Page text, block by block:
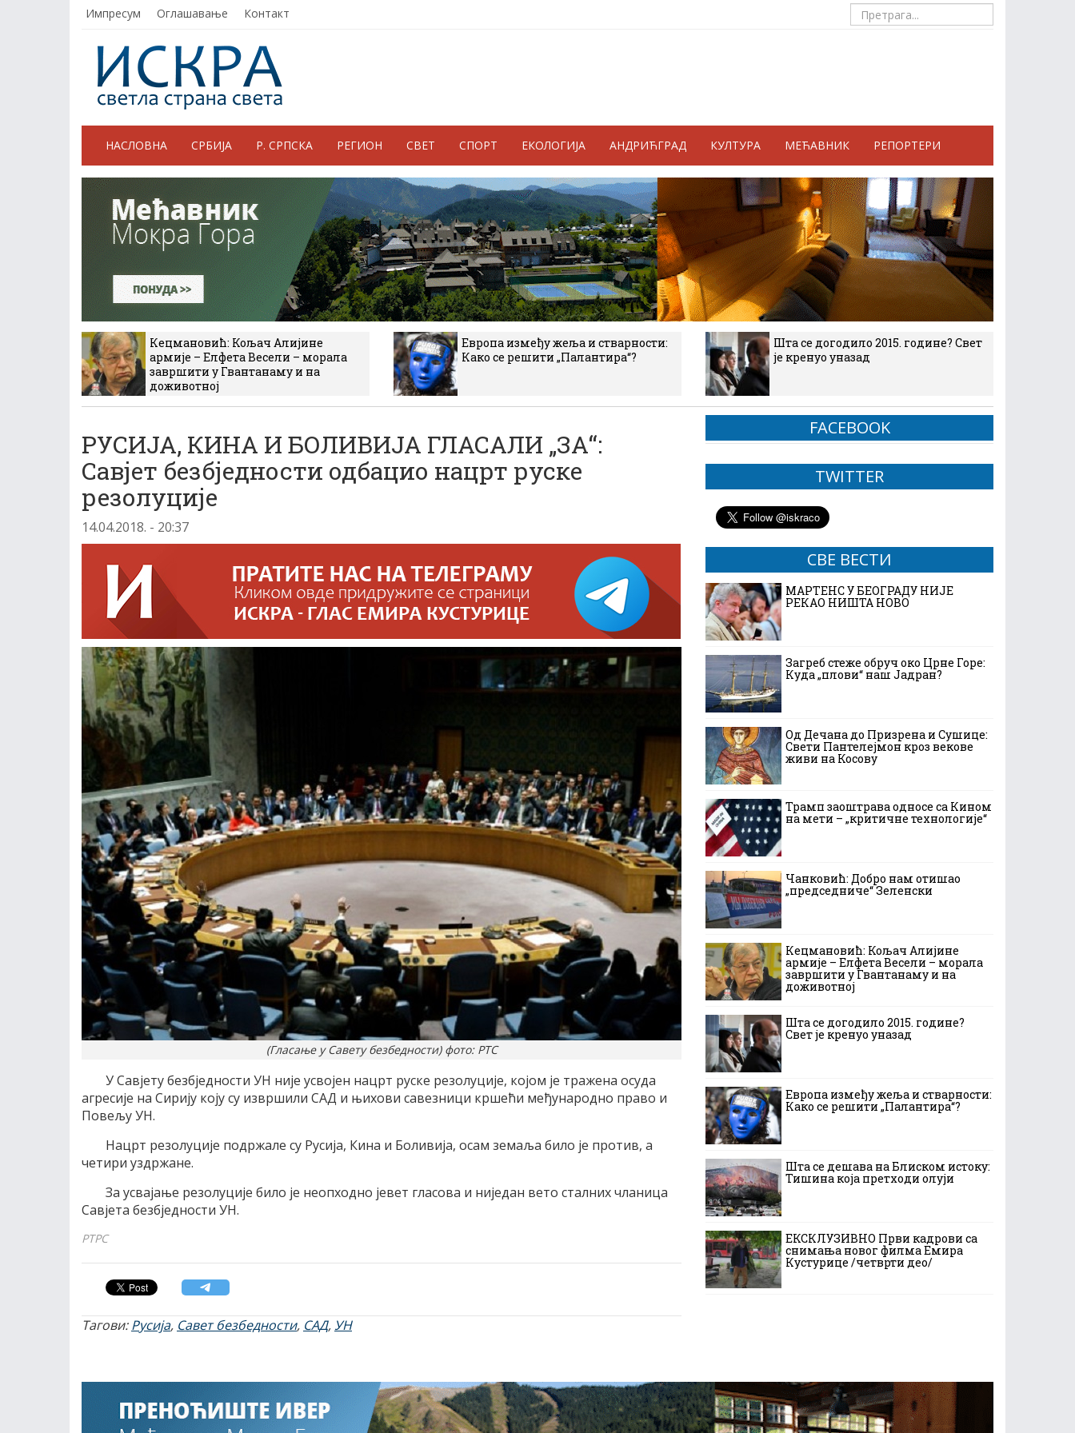
Импресум Оглашавање Контакт
НАСЛОВНА СРБИЈА Р. СРПСКА РЕГИОН СВЕТ СПОРТ ЕКОЛОГИЈА АНДРИЋГРАД КУЛТУРА МЕЋАВНИК РЕПОРТЕРИ
Кецмановић: Кољач Алијине
армије – Елфета Весели – морала
завршити у Гвантанаму и на
доживотној
Европа између жеља и стварности:
Како се решити „Палантира“?
Шта се догодило 2015. године? Свет
је кренуо уназад
РУСИЈА, КИНА И БОЛИВИЈА ГЛАСАЛИ „ЗА“:
Савјет безбједности одбацио нацрт руске
резолуције
14.04.2018. - 20:37
(Гласање у Савету безбедности) фото: РТС
У Савјету безбједности УН није усвојен нацрт руске резолуције, којом је тражена осуда
агресије на Сирију коју су извршили САД и њихови савезници кршећи међународно право и
Повељу УН.
Нацрт резолуције подржале су Русија, Кина и Боливија, осам земаља било је против, а
четири уздржане.
За усвајање резолуције било је неопходно јевет гласова и ниједан вето сталних чланица
Савјета безбједности УН.
РТРС
Тагови:Русија, Савет безбедности, САД,УН
FACEBOOK
TWITTER
СВЕ ВЕСТИ
МАРТЕНС У БЕОГРАДУ НИЈЕ
РЕКАО НИШТА НОВО
Загреб стеже обруч око Црне Горе:
Куда „плови“ наш Јадран?
Од Дечана до Призрена и Сушице:
Свети Пантелејмон кроз векове
живи на Косову
Трамп заоштрава односе са Кином
на мети – „критичне технологије“
Чанковић: Добро нам отишао
„председниче“ Зеленски
Кецмановић: Кољач Алијине
армије – Елфета Весели – морала
завршити у Гвантанаму и на
доживотној
Шта се догодило 2015. године?
Свет је кренуо уназад
Европа између жеља и стварности:
Како се решити „Палантира“?
Шта се дешава на Блиском истоку:
Тишина која претходи олуји
ЕКСКЛУЗИВНО Први кадрови са
снимања новог филма Емира
Кустурице /четврти део/